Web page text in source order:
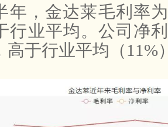
年，金达莱毛利率
行业平均。公司净
高于行业平均（11%